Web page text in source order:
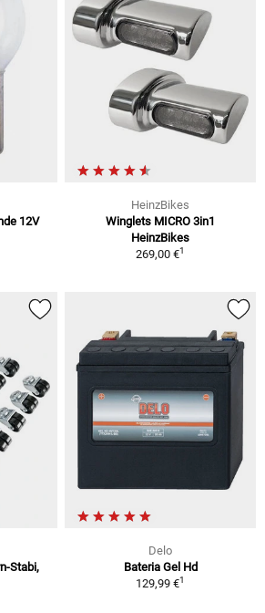
12V
HeinzBikes
Winglets MICRO 3in1
HeinzBikes
269,00 €1
Stabi,
Delo
Bateria Gel Hd
129,99 €1